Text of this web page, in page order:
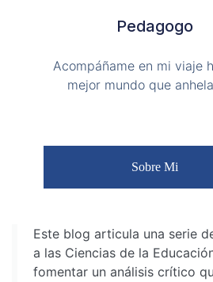
Pedagogo
Acompáñame en mi viaje
mejor mundo que
Sobre Mi
Este blog articula una serie
a las Ciencias de la
fomentar un análisis crítico